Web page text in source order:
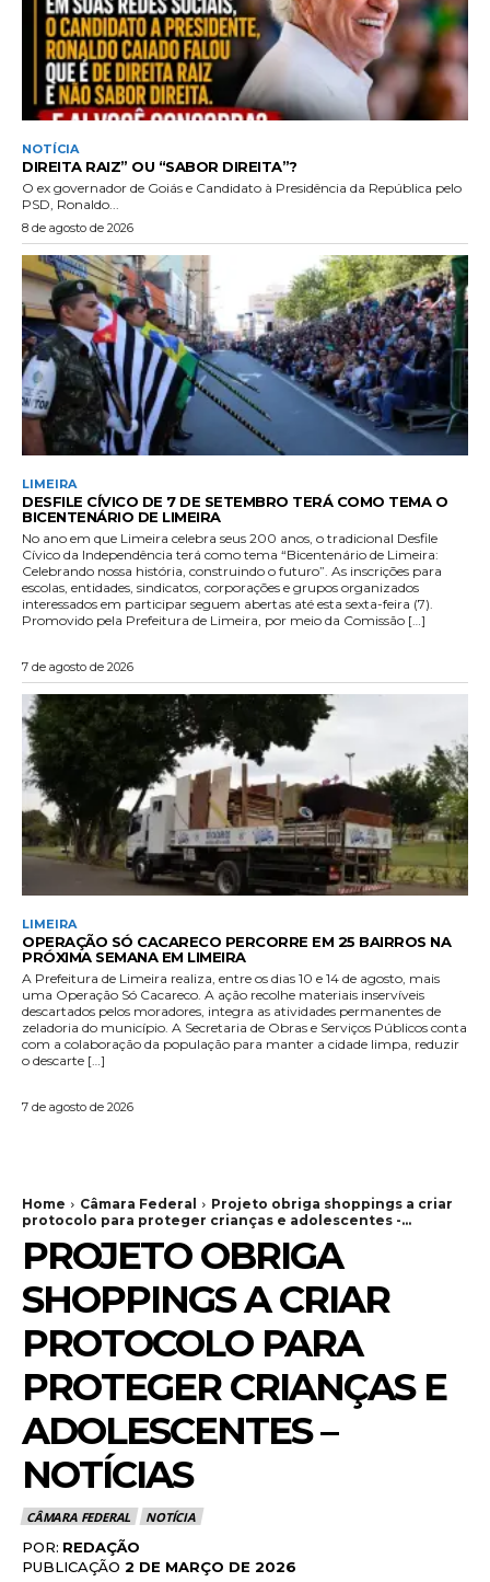
NOTÍCIA
DIREITA RAIZ” OU “SABOR DIREITA”?
O ex governador de Goiás e Candidato à Presidência da República pelo
PSD, Ronaldo...
8 de agosto de 2026
LIMEIRA
DESFILE CÍVICO DE 7 DE SETEMBRO TERÁ COMO TEMA O
BICENTENÁRIO DE LIMEIRA
No ano em que Limeira celebra seus 200 anos, o tradicional Desfile
Cívico da Independência terá como tema “Bicentenário de Limeira:
Celebrando nossa história, construindo o futuro”. As inscrições para
escolas, entidades, sindicatos, corporações e grupos organizados
interessados em participar seguem abertas até esta sexta-feira (7).
Promovido pela Prefeitura de Limeira, por meio da Comissão […]
7 de agosto de 2026
LIMEIRA
OPERAÇÃO SÓ CACARECO PERCORRE EM 25 BAIRROS NA
PRÓXIMA SEMANA EM LIMEIRA
A Prefeitura de Limeira realiza, entre os dias 10 e 14 de agosto, mais
uma Operação Só Cacareco. A ação recolhe materiais inservíveis
descartados pelos moradores, integra as atividades permanentes de
zeladoria do município. A Secretaria de Obras e Serviços Públicos conta
com a colaboração da população para manter a cidade limpa, reduzir
o descarte […]
7 de agosto de 2026